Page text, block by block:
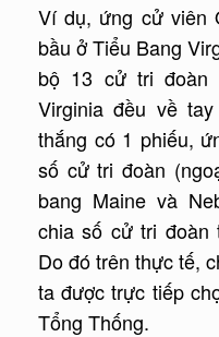
Ví dụ, ứng cử viên
bầu ở Tiểu Bang
bộ 13 cử tri đoàn
Virginia đều về
thắng có 1 phiếu,
số cử tri đoàn
bang Maine và
chia số cử tri đoàn
Do đó trên thực tế,
ta được trực tiếp
Tổng Thống.